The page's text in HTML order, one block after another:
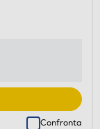
Confronta